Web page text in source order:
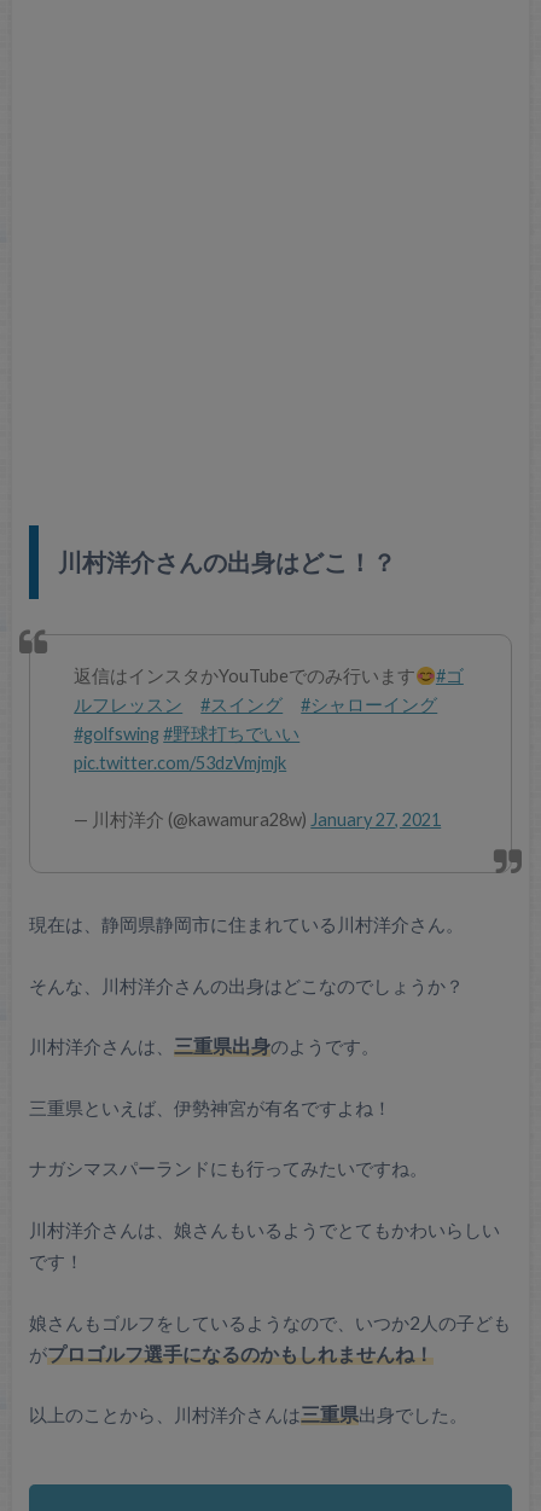
川村洋介さんの出身はどこ！？
返信はインスタかYouTubeでのみ行います
#ゴ
ルフレッスン
#スイング
#シャローイング
#golfswing #野球打ちでいい
pic.twitter.com/53dzVmjmjk
— 川村洋介 (@kawamura28w)January 27, 2021
現在は、静岡県静岡市に住まれている川村洋介さん。
そんな、川村洋介さんの出身はどこなのでしょうか？
川村洋介さんは、 三重県出身のようです。
三重県といえば、伊勢神宮が有名ですよね！
ナガシマスパーランドにも行ってみたいですね。
川村洋介さんは、娘さんもいるようでとてもかわいらしい
です！
娘さんもゴルフをしているようなので、いつか2人の子ども
がプロゴルフ選手になるのかもしれませんね！
以上のことから、川村洋介さんは三重県出身でした。